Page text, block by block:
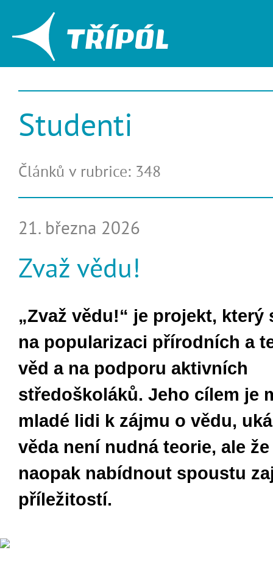
Studenti
Článků v rubrice: 348
21. března 2026
Zvaž vědu!
„Zvaž vědu!“ je projekt, který
na popularizaci přírodních a
věd a na podporu aktivních
středoškoláků. Jeho cílem je
mladé lidi k zájmu o vědu,
věda není nudná teorie, ale
naopak nabídnout spoustu
příležitostí.